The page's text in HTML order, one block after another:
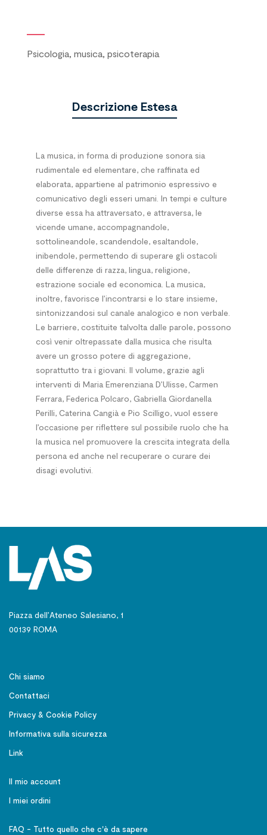
Psicologia, musica, psicoterapia
Descrizione Estesa
La musica, in forma di produzione sonora sia
rudimentale ed elementare, che raffinata ed
elaborata, appartiene al patrimonio espressivo e
comunicativo degli esseri umani. In tempi e culture
diverse essa ha attraversato, e attraversa, le
vicende umane, accompagnandole,
sottolineandole, scandendole, esaltandole,
inibendole, permettendo di superare gli ostacoli
delle differenze di razza, lingua, religione,
estrazione sociale ed economica. La musica,
inoltre, favorisce l’incontrarsi e lo stare insieme,
sintonizzandosi sul canale analogico e non verbale.
Le barriere, costituite talvolta dalle parole, possono
così venir oltrepassate dalla musica che risulta
avere un grosso potere di aggregazione,
soprattutto tra i giovani. Il volume, grazie agli
interventi di Maria Emerenziana D’Ulisse, Carmen
Ferrara, Federica Polcaro, Gabriella Giordanella
Perilli, Caterina Cangià e Pio Scilligo, vuol essere
l’occasione per riflettere sul possibile ruolo che ha
la musica nel promuovere la crescita integrata della
persona ed anche nel recuperare o curare dei
disagi evolutivi.
Piazza dell’Ateneo Salesiano, 1
00139 ROMA
Chi siamo
Contattaci
Privacy & Cookie Policy
Informativa sulla sicurezza
Link
Il mio account
I miei ordini
FAQ - Tutto quello che c'è da sapere